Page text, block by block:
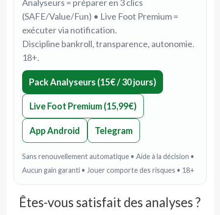
Analyseurs = préparer en 3 clics
(SAFE/Value/Fun) • Live Foot Premium =
exécuter via notification.
Discipline bankroll, transparence, autonomie.
18+.
Pack Analyseurs (15€ / 30 jours)
Live Foot Premium (15,99€)
App Android Telegram
Sans renouvellement automatique • Aide à la décision •
Aucun gain garanti • Jouer comporte des risques • 18+
Êtes-vous satisfait des analyses ?